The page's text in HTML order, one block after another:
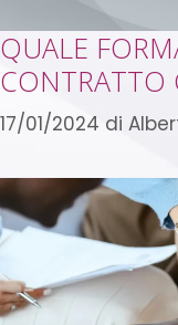
QUALE
CONTRATTO
17/01/2024 di